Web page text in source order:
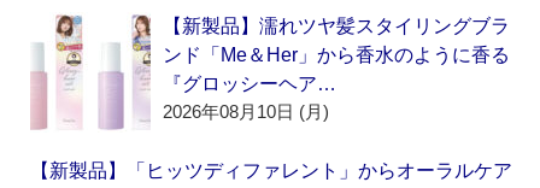
【新製品】濡れツヤ髪スタイリングブラ
ンド「Me＆Her」から香水のように香る
『グロッシーヘア…
2026年08月10日 (月)
【新製品】「ヒッツディファレント」からオーラルケア